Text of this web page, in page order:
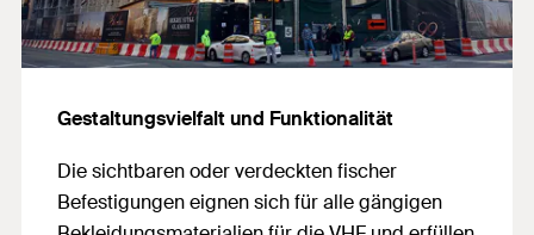
Gestaltungsvielfalt und Funktionalität
Die sichtbaren oder verdeckten fischer
Befestigungen eignen sich für alle gängigen